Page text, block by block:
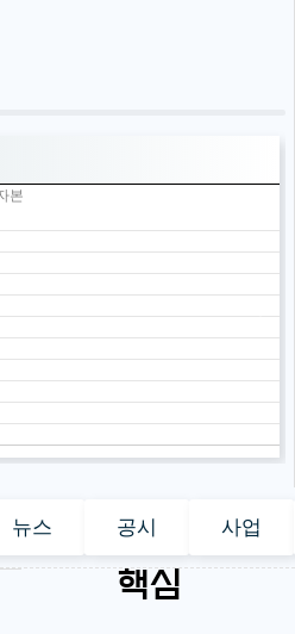
본
뉴스 공시 사업
핵심